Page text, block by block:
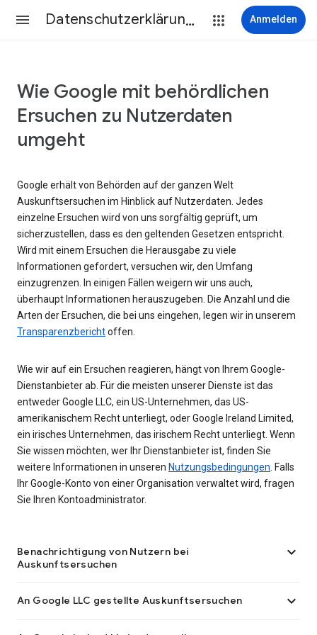
Datenschutzerklärung & Nutzungsbedingungen Anmelden
Wie Google mit behördlichen
Ersuchen zu Nutzerdaten
umgeht
Google erhält von Behörden auf der ganzen Welt
Auskunftsersuchen im Hinblick auf Nutzerdaten. Jedes
einzelne Ersuchen wird von uns sorgfältig geprüft, um
sicherzustellen, dass es den geltenden Gesetzen entspricht.
Wird mit einem Ersuchen die Herausgabe zu viele
Informationen gefordert, versuchen wir, den Umfang
einzugrenzen. In einigen Fällen weigern wir uns auch,
überhaupt Informationen herauszugeben. Die Anzahl und die
Arten der Ersuchen, die bei uns eingehen, legen wir in unserem
Transparenzberichtoffen.
Wie wir auf ein Ersuchen reagieren, hängt von Ihrem Google-
Dienstanbieter ab. Für die meisten unserer Dienste ist das
entweder Google LLC, ein US-Unternehmen, das US-
amerikanischem Recht unterliegt, oder Google Ireland Limited,
ein irisches Unternehmen, das irischem Recht unterliegt. Wenn
Sie wissen möchten, wer Ihr Dienstanbieter ist, finden Sie
weitere Informationen in unseren Nutzungsbedingungen . Falls
Ihr Google-Konto von einer Organisation verwaltet wird, fragen
Sie Ihren Kontoadministrator.
Benachrichtigung von Nutzern bei
Auskunftsersuchen

An Google LLC gestellte Auskunftsersuchen 